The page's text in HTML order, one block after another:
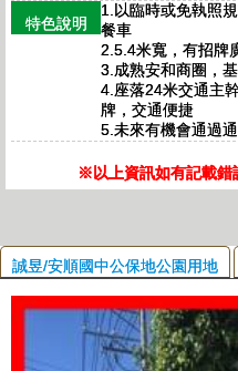
特色說明
1.以臨時或免執照
餐車
2.5.4米寬，有招牌
3.成熟安和商圈，
4.座落24米交通主
牌，交通便捷
5.未來有機會通過
※以上資訊如有記載錯
誠昱/安順國中公保地公園用地